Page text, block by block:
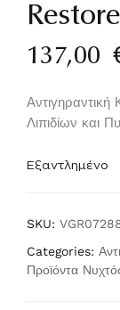
137,00
Λιπιδίων και
Εξαντλημένο
SKU:
Categories:
Προϊόντα